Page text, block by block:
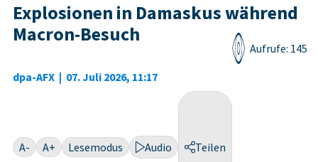
Explosionen in Damaskus während
Macron-Besuch
dpa-AFX | 07. Juli 2026, 11:17
Aufrufe: 145
A- A+ Lesemodus Audio Teilen